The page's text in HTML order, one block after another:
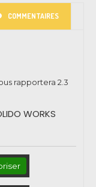
COMMENTAIRES
rapportera 2.3
WORKS